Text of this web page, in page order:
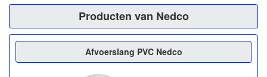
Producten van Nedco
Afvoerslang PVC Nedco